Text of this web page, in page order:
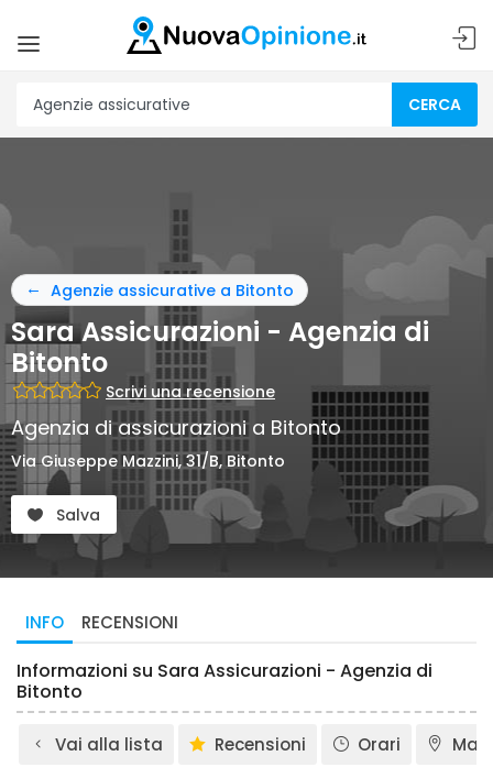
CERCA
Agenzie assicurative a Bitonto
Sara Assicurazioni - Agenzia di
Bitonto
Scrivi una recensione
Agenzia di assicurazioni a Bitonto
Via Giuseppe Mazzini, 31/B, Bitonto
Salva
INFO RECENSIONI
Informazioni su Sara Assicurazioni - Agenzia di
Bitonto
Vai alla lista Recensioni Orari